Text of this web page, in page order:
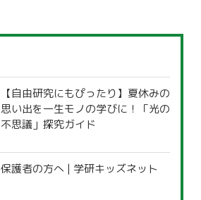
【自由研究にもぴったり】夏休みの
思い出を一生モノの学びに！「光の
不思議」探究ガイド
保護者の方へ | 学研キッズネット